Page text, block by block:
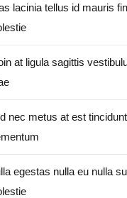
lacinia tellus id mauris
at ligula sagittis
nec metus at est tincidunt
egestas nulla eu nulla